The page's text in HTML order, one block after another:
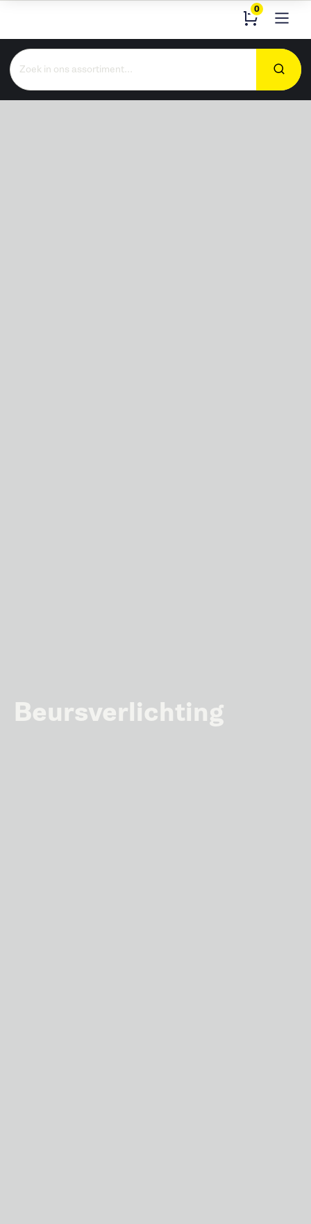
0
Zoeken
naar:
Beursverlichting